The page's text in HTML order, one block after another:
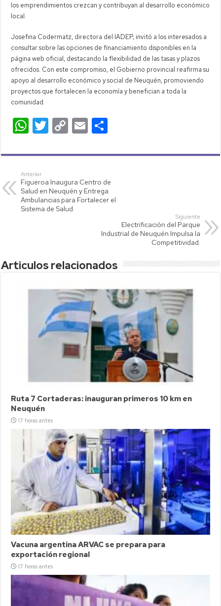
los emprendimientos crezcan y contribuyan al desarrollo económico
local.
Josefina Codermatz, directora del IADEP, invitó a los interesados a
consultar sobre las opciones de financiamiento disponibles en la
página web oficial, destacando la flexibilidad de las tasas y plazos
ofrecidos. Con este compromiso, el Gobierno provincial reafirma su
apoyo al desarrollo económico y social de Neuquén, promoviendo
proyectos que fortalecen la economía y benefician a toda la
comunidad.
W
at
s
A
p
T
tt
C
p
Li
nk
E
ail m
ar
tir
Anterior
Figueroa Inaugura Centro de
Salud en Neuquén y Entrega
Ambulancias para Fortalecer el
Sistema de Salud.
Siguiente
Electrificación del Parque
Industrial de Neuquén Impulsa la
Competitividad.
Articulos relacionados
Ruta 7 Cortaderas: inauguran primeros 10 km en
Neuquén
17 horas antes
Vacuna argentina ARVAC se prepara para
exportación regional
17 horas antes